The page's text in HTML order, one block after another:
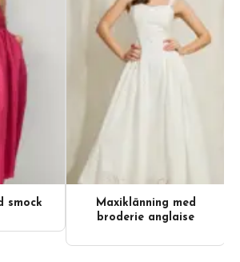
smock
Maxiklänning med
broderie anglaise